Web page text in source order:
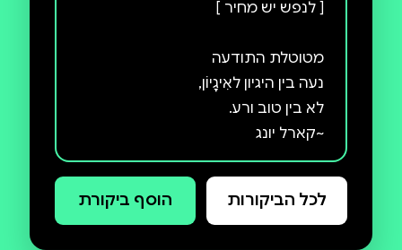
ב ציפור נפש מיטשטשים הגבולות בין
מציאות לדמיון, בין היגיון לאשליה, ונפש
לכל הביקורות הוסף ביקורת